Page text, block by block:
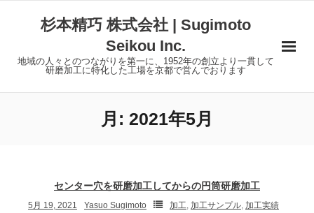
杉本精巧 株式会社 | Sugimoto
Seikou Inc.
地域の人々とのつながりを第一に、1952年の創立より一貫して
研磨加工に特化した工場を京都で営んでおります
月: 2021年5月
センター穴を研磨加工してからの円筒研磨加工
5月 19, 2021 Yasuo Sugimoto 加工, 加工サンプル, 加工実績